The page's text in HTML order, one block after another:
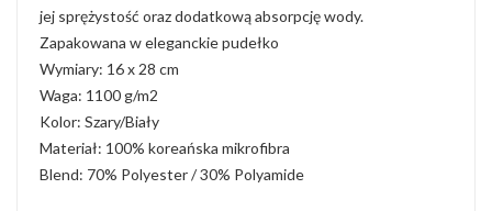
jej sprężystość oraz dodatkową absorpcję wody.
Zapakowana w eleganckie pudełko
Wymiary: 16 x 28 cm
Waga: 1100 g/m2
Kolor: Szary/Biały
Materiał: 100% koreańska mikrofibra
Blend: 70% Polyester / 30% Polyamide